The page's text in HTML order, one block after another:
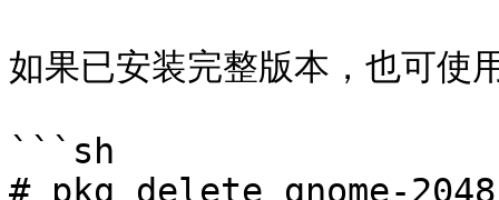
如果已安装完整版本，也可
```sh
# pkg delete gnome-